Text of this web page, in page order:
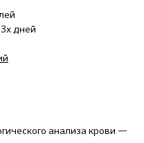
дней
анализа крови —